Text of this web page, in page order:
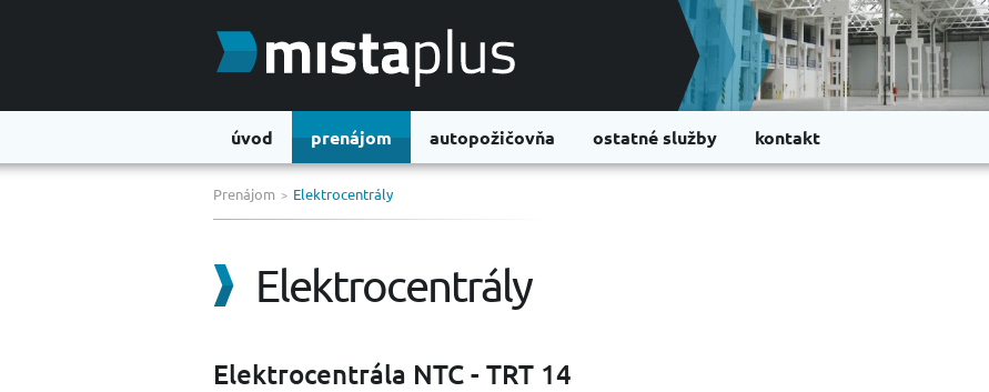
úvod prenájom autopožičovňa ostatné služby kontakt
Prenájom > Elektrocentrály
Elektrocentrály
Elektrocentrála NTC - TRT 14